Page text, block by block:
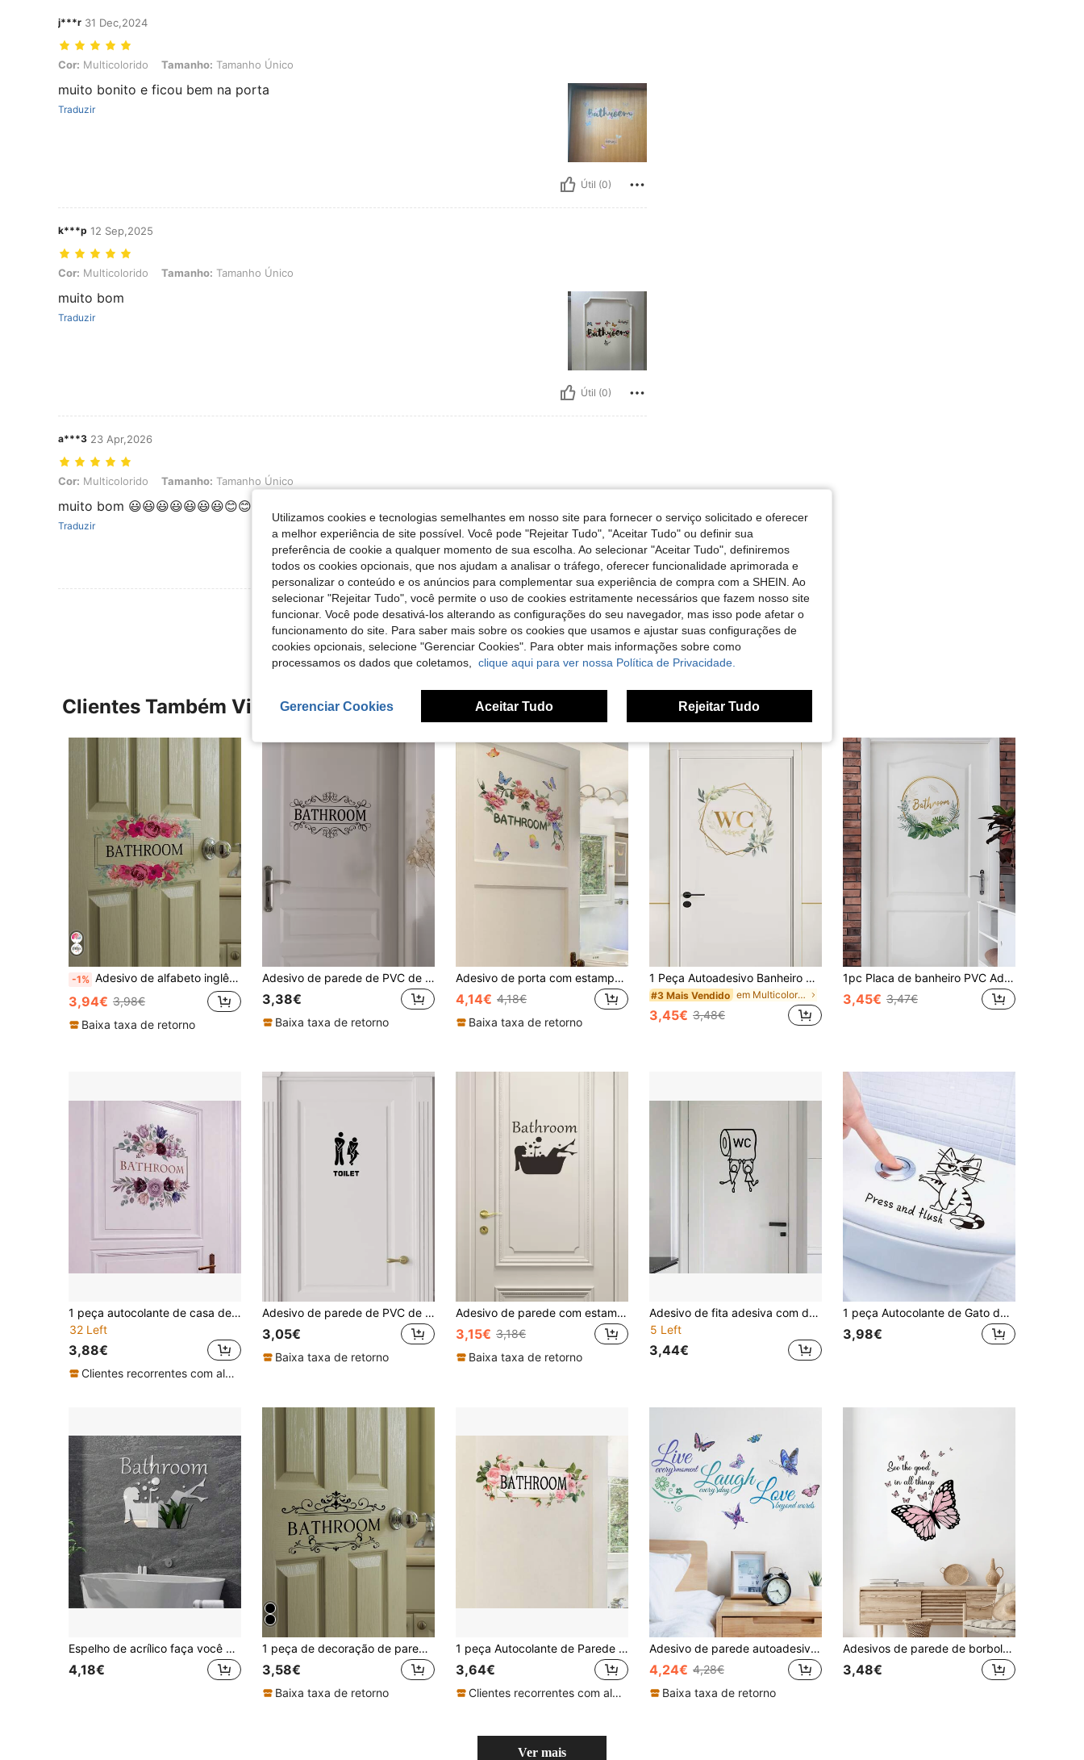
j***r 31 Dec,2024
Cor: Multicolorido, Tamanho: Tamanho Único
Cor: Multicolorido Tamanho: Tamanho Único
muito bonito e ficou bem na porta
Traduzir
Útil (0)
k***p 12 Sep,2025
Cor: Multicolorido, Tamanho: Tamanho Único
Cor: Multicolorido Tamanho: Tamanho Único
muito bom
Traduzir
Útil (0)
a***3 23 Apr,2026
Cor: Multicolorido, Tamanho: Tamanho Único
Cor: Multicolorido Tamanho: Tamanho Único
muito bom 😃😃😃😃😃😃😃😊😊😊😃😃😃😃😃😃😃😃😃😃😃😃😃
Traduzir
Útil (0)
Ver Mais Avaliações
Clientes Também Visitaram
-1% Adesivo de alfabeto inglês para banheiro, 1 peça, adesivo de banheiro, decalque de parede, decalque de vinil para decoração de casa, itens de decoração de primavera para renovar sua casa, adesivos de decoração para festivais, presentes de aniversário e formatura
3,94€ 3,98€
Baixa taxa de retorno
Adesivo de parede de PVC de 1 peça, decoração de porta com letras impressas para banheiro, adesivo autoadesivo para banheiro, adesivos, decalque de parede, decalque de vinil para decoração de casa, itens de decoração de primavera para renovar sua casa, adesivos de decoração Rama, presentes de aniversário e formatura
3,38€
Baixa taxa de retorno
Adesivo de porta com estampa floral e borboleta, 1 peça, decoração de banheiro, adesivos, decalque de parede, decalque de vinil para decoração de casa, itens de decoração de primavera para renovar sua casa, adesivos de decoração Rama
4,14€ 4,18€
Baixa taxa de retorno
1 Peça Autoadesivo Banheiro Sinal Adesivo De Parede Para Banheiro Porta Decoração
#3 Mais Vendido em Multicolorido Adesivos de parede
3,45€ 3,48€
1pc Placa de banheiro PVC Adesivo autoadesivo PVC Adesivos decalque à prova d'água para banheiro/lavabo, parede/porta Decoração Pintura
3,45€ 3,47€
1 peça autocolante de casa de banho estilo Mori com flores em aguarela, buquê roxo, autocolante de embelezamento para placa de porta de casa de banho
32 Left
3,88€
Clientes recorrentes com alta taxa de retorno
Adesivo de parede de PVC de 1 peça, decalque engraçado à prova d'água e removível para assento sanitário, decoração de porta de banheiro, adesivo para vaso sanitário, adesivos, decoração de parede, decalque de vinil para decoração de casa, itens de decoração de primavera para renovar sua casa, adesivos de decoração Rama, decoração de parede, adesivos, adesivos de parede, decoração de quarto, decoração de casa, papéis de parede, adesivos de porta
3,05€
Baixa taxa de retorno
Adesivo de parede com estampa de menina, decalque de parede autoadesivo faça você mesmo, adesivos, decalque de parede, decalque de vinil para decoração de casa, itens de decoração de primavera para renovar sua casa, adesivos de decoração Rama, presentes de aniversário e formatura
3,15€ 3,18€
Baixa taxa de retorno
Adesivo de fita adesiva com desenho animado "WC" - Decoração de parede divertida para banheiro, apreciada por homens e mulheres, fácil de instalar. Acessórios para banheiro.
5 Left
3,44€
1 peça Autocolante de Gato de Desenho Animado Fofo para Sanita - "Pressionar para Descarregar" Decoração de Casa de Banho, Decalque de Parede Autoadesivo de PVC, Adequado para Vidro, Azulejo e Superfícies Lisas, Sem Necessidade de Aquecimento, Instalação Fácil, Design Divertido, Fácil de Descolar e Colar
3,98€
Espelho de acrílico faça você mesmo, aproveite o padrão da vida e placa de letras para banheiro - Adesivo de parede autoadesivo, adequado para decoração de casa e banheiro, fácil instalação, decoração de parede com espelho pequeno, tapete de banho, piso, carpete, decoração de outono, acessórios para banheiro
4,18€
1 peça de decoração de parede em PVC, adesivo de parede com letras modernas para banheiro, adesivos, adesivos de parede, decalque de vinil para decoração de casa, itens de decoração de primavera para renovar sua casa, adesivos de decoração para festivais, presentes de aniversário, formatura, banheiro, adesivos de porta
3,58€
Baixa taxa de retorno
1 peça Autocolante de Parede com Design Floral Inglês 30*30 cm
3,64€
Clientes recorrentes com alta taxa de retorno
Adesivo de parede autoadesivo de PVC de 1 peça, decalque de parede à prova d'água com slogan criativo de borboleta para sala de estar, adesivos, decalque de parede, decalque de vinil para decoração de casa, itens de decoração de primavera renovam sua casa, adesivos de decoração Rama, presentes de aniversário e formatura
4,24€ 4,28€
Baixa taxa de retorno
Adesivos de parede de borboleta roxa, 1 peça, decoração para casa, adesivos à prova d'água, arte de parede autoadesiva, para decoração de casa, decoração de banheiro, decoração de quarto, decoração de sala de estar, decoração de quarto infantil, decoração de quarto, decoração de escritório, decoração de escritório, sala de jantar, decoração de varanda, decoração de cozinha, decoração de espelho, presente para mãe, adesivos personalizados
3,48€
Ver mais
Utilizamos cookies e tecnologias semelhantes em nosso site para fornecer o serviço solicitado e oferecer
a melhor experiência de site possível. Você pode "Rejeitar Tudo", "Aceitar Tudo" ou definir sua
preferência de cookie a qualquer momento de sua escolha. Ao selecionar "Aceitar Tudo", definiremos
todos os cookies opcionais, que nos ajudam a analisar o tráfego, oferecer funcionalidade aprimorada e
personalizar o conteúdo e os anúncios para complementar sua experiência de compra com a SHEIN. Ao
selecionar "Rejeitar Tudo", você permite o uso de cookies estritamente necessários que fazem nosso site
funcionar. Você pode desativá-los alterando as configurações do seu navegador, mas isso pode afetar o
funcionamento do site. Para saber mais sobre os cookies que usamos e ajustar suas configurações de
cookies opcionais, selecione "Gerenciar Cookies". Para obter mais informações sobre como
processamos os dados que coletamos, clique aqui para ver nossa Política de Privacidade.
Gerenciar Cookies Aceitar Tudo Rejeitar Tudo